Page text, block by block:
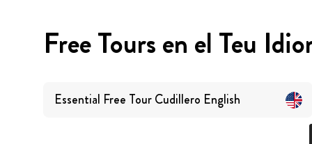
Free Tours en el Teu
Essential Free Tour Cudillero English